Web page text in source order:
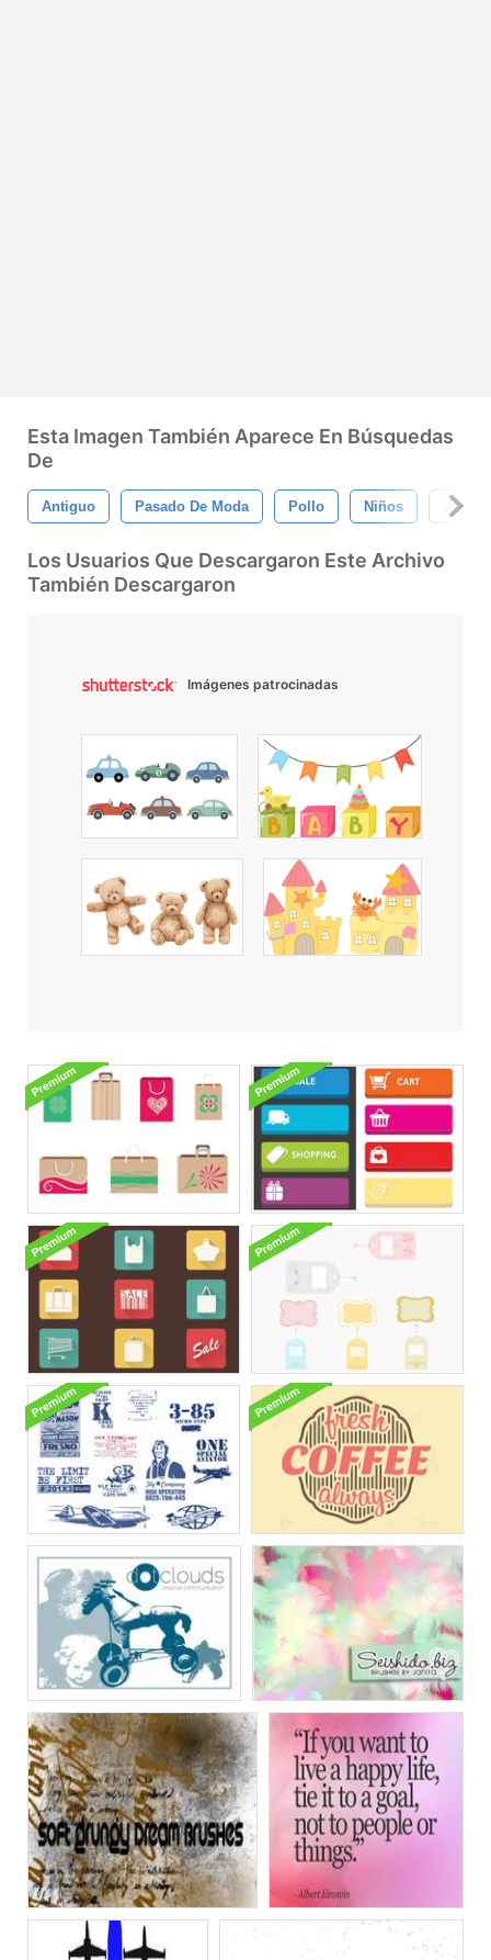
Esta Imagen También Aparece En Búsquedas
De
Antiguo Pasado De Moda Pollo Niños
Los Usuarios Que Descargaron Este Archivo
También Descargaron
Imágenes patrocinadas